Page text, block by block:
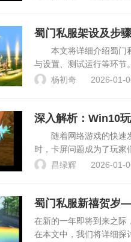
蜀门私服架设及步
本文将详细介绍蜀门私
与设置、测试运行等环节
在开始架设蜀门私服之前
杨初奇 2026-01-
深入解析：Win10
随着网络游戏的快速发
时，卡屏问题成为了玩家
相应的解决方案。卡屏原
昌绿辉 2026-01-
蜀门私服新禧贺岁
在新的一年即将到来之际
在本文中，我们将详细探